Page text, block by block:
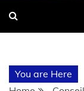
You are Here